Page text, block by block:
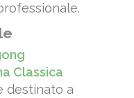
Classica
destinato a